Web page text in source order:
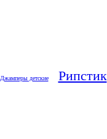
Джамперы детские Рипстик